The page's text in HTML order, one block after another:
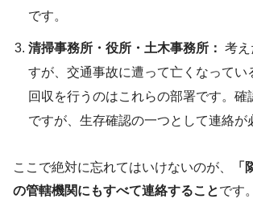
です。
清掃事務所・役所・土木事務所： 考
すが、交通事故に遭って亡くなってい
回収を行うのはこれらの部署です。確
ですが、生存確認の一つとして連絡が
ここで絶対に忘れてはいけないのが、
「
の管轄機関にもすべて連絡することです